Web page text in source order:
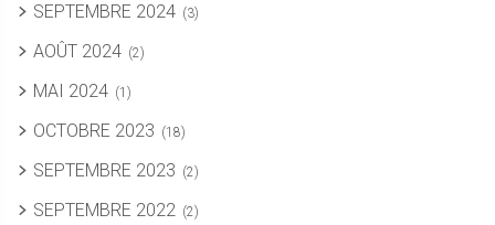
SEPTEMBRE 2024 (3)
AOÛT 2024 (2)
MAI 2024 (1)
OCTOBRE 2023 (18)
SEPTEMBRE 2023 (2)
SEPTEMBRE 2022 (2)